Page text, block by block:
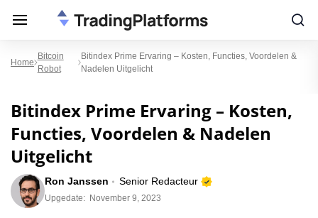
Home
Bitcoin
Robot
Bitindex Prime Ervaring – Kosten, Functies, Voordelen &
Nadelen Uitgelicht
Bitindex Prime Ervaring – Kosten,
Functies, Voordelen & Nadelen
Uitgelicht
Ron Janssen Senior Redacteur
Upgedate: November 9, 2023